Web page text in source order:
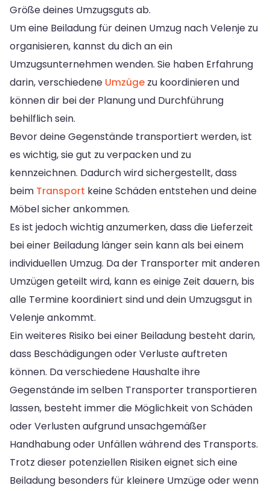
Größe deines Umzugsguts ab.
Um eine Beiladung für deinen Umzug nach Velenje zu
organisieren, kannst du dich an ein
Umzugsunternehmen wenden. Sie haben Erfahrung
darin, verschiedene Umzüge zu koordinieren und
können dir bei der Planung und Durchführung
behilflich sein.
Bevor deine Gegenstände transportiert werden, ist
es wichtig, sie gut zu verpacken und zu
kennzeichnen. Dadurch wird sichergestellt, dass
beim Transport keine Schäden entstehen und deine
Möbel sicher ankommen.
Es ist jedoch wichtig anzumerken, dass die Lieferzeit
bei einer Beiladung länger sein kann als bei einem
individuellen Umzug. Da der Transporter mit anderen
Umzügen geteilt wird, kann es einige Zeit dauern, bis
alle Termine koordiniert sind und dein Umzugsgut in
Velenje ankommt.
Ein weiteres Risiko bei einer Beiladung besteht darin,
dass Beschädigungen oder Verluste auftreten
können. Da verschiedene Haushalte ihre
Gegenstände im selben Transporter transportieren
lassen, besteht immer die Möglichkeit von Schäden
oder Verlusten aufgrund unsachgemäßer
Handhabung oder Unfällen während des Transports.
Trotz dieser potenziellen Risiken eignet sich eine
Beiladung besonders für kleinere Umzüge oder wenn